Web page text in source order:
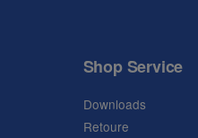
Shop Service
Downloads
Retoure